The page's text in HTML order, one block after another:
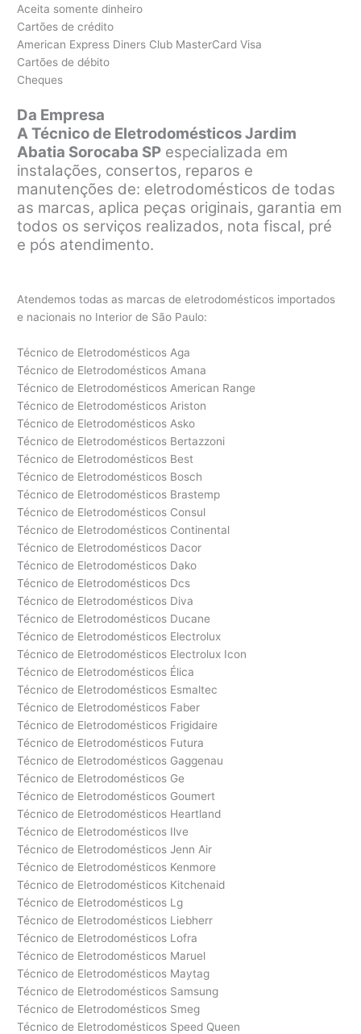
Aceita somente dinheiro
Cartões de crédito
American Express Diners Club MasterCard Visa
Cartões de débito
Cheques
Da Empresa
A Técnico de Eletrodomésticos Jardim
Abatia Sorocaba SP especializada em
instalações, consertos, reparos e
manutenções de: eletrodomésticos de todas
as marcas, aplica peças originais, garantia em
todos os serviços realizados, nota fiscal, pré
e pós atendimento.
Atendemos todas as marcas de eletrodomésticos importados
e nacionais no Interior de São Paulo:
Técnico de Eletrodomésticos Aga
Técnico de Eletrodomésticos Amana
Técnico de Eletrodomésticos American Range
Técnico de Eletrodomésticos Ariston
Técnico de Eletrodomésticos Asko
Técnico de Eletrodomésticos Bertazzoni
Técnico de Eletrodomésticos Best
Técnico de Eletrodomésticos Bosch
Técnico de Eletrodomésticos Brastemp
Técnico de Eletrodomésticos Consul
Técnico de Eletrodomésticos Continental
Técnico de Eletrodomésticos Dacor
Técnico de Eletrodomésticos Dako
Técnico de Eletrodomésticos Dcs
Técnico de Eletrodomésticos Diva
Técnico de Eletrodomésticos Ducane
Técnico de Eletrodomésticos Electrolux
Técnico de Eletrodomésticos Electrolux Icon
Técnico de Eletrodomésticos Élica
Técnico de Eletrodomésticos Esmaltec
Técnico de Eletrodomésticos Faber
Técnico de Eletrodomésticos Frigidaire
Técnico de Eletrodomésticos Futura
Técnico de Eletrodomésticos Gaggenau
Técnico de Eletrodomésticos Ge
Técnico de Eletrodomésticos Goumert
Técnico de Eletrodomésticos Heartland
Técnico de Eletrodomésticos Ilve
Técnico de Eletrodomésticos Jenn Air
Técnico de Eletrodomésticos Kenmore
Técnico de Eletrodomésticos Kitchenaid
Técnico de Eletrodomésticos Lg
Técnico de Eletrodomésticos Liebherr
Técnico de Eletrodomésticos Lofra
Técnico de Eletrodomésticos Maruel
Técnico de Eletrodomésticos Maytag
Técnico de Eletrodomésticos Samsung
Técnico de Eletrodomésticos Smeg
Técnico de Eletrodomésticos Speed Queen